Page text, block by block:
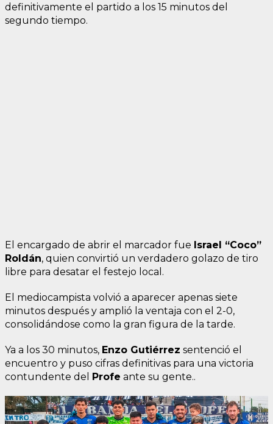
definitivamente el partido a los 15 minutos del
segundo tiempo.
El encargado de abrir el marcador fue Israel “Coco”
Roldán, quien convirtió un verdadero golazo de tiro
libre para desatar el festejo local.
El mediocampista volvió a aparecer apenas siete
minutos después y amplió la ventaja con el 2-0,
consolidándose como la gran figura de la tarde.
Ya a los 30 minutos, Enzo Gutiérrez sentenció el
encuentro y puso cifras definitivas para una victoria
contundente del Profe ante su gente..